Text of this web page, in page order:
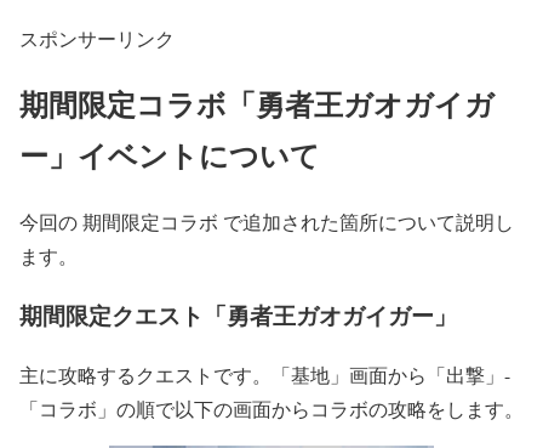
スポンサーリンク
期間限定コラボ「勇者王ガオガイガ
ー」イベントについて
今回の 期間限定コラボ で追加された箇所について説明し
ます。
期間限定クエスト「勇者王ガオガイガー」
主に攻略するクエストです。「基地」画面から「出撃」-
「コラボ」の順で以下の画面からコラボの攻略をします。